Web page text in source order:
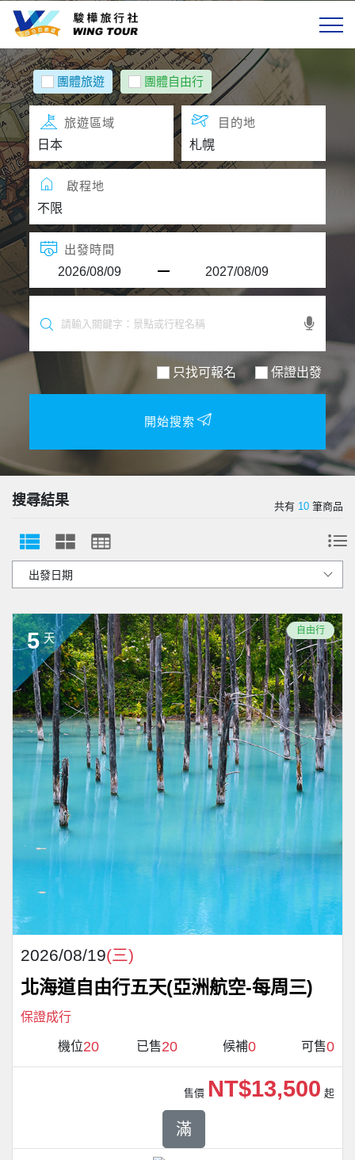
選單
國外旅遊
精選航空
旅遊天數
會員專區
團體旅遊 團體自由行
旅遊區域 目的地
啟程地
出發時間
只找可報名 保證出發
開始搜索
搜尋結果 共有 10 筆商品
5 天
自由行
2026/08/19(三)
北海道自由行五天(亞洲航空-每周三)
保證成行
機位20 已售20 候補0 可售0
售價 NT$13,500 起
滿